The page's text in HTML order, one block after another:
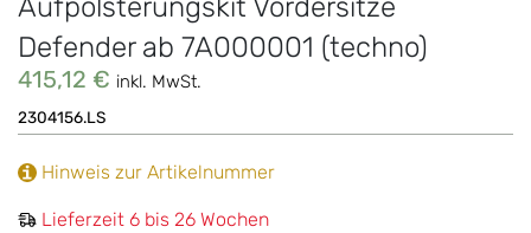
Aufpolsterungskit Vordersitze
Defender ab 7A000001 (techno)
415,12 € inkl. MwSt.
2304156.LS
Lieferzeit 6 bis 26 Wochen
Hinweis zur Artikelnummer